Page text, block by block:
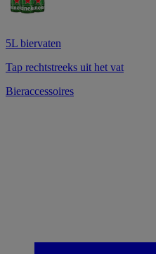
5L biervaten
Tap rechtstreeks uit het vat
Bieraccessoires